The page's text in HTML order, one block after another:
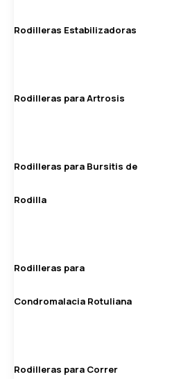
Rodilleras Estabilizadoras
Rodilleras para Artrosis
Rodilleras para Bursitis de
Rodilla
Rodilleras para
Condromalacia Rotuliana
Rodilleras para Correr